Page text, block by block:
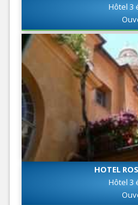
Hôtel 3
HOTEL
Hôtel 3